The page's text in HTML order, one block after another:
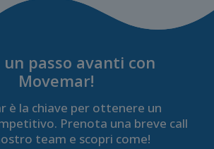
un passo avanti con
Movemar!
è la chiave per ottenere un
Prenota una breve call
team e scopri come!